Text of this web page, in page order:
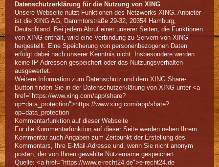
Datenschutzerklärung für die Nutzung von XING
Unsere Webseite nutzt Funktionen des Netzwerks XING. Anbieter
ist die XING AG, Dammtorstraße 29-32, 20354 Hamburg,
Deutschland. Bei jedem Abruf einer unserer Seiten, die Funktionen
von XING enthält, wird eine Verbindung zu Servern von XING
hergestellt. Eine Speicherung von personenbezogenen Daten
erfolgt dabei nach unserer Kenntnis nicht. Insbesondere werden
keine IP-Adressen gespeichert oder das Nutzungsverhalten
ausgewertet.
Weitere Information zum Datenschutz und dem XING Share-
Button finden Sie in der Datenschutzerklärung von XING unter <a
href="https://www.xing.com/app/share?
op=data_protection">https://www.xing.com/app/share?
op=data_protection
Kommentarfunktion auf dieser Webseite
Für die Kommentarfunktion auf dieser Seite werden neben Ihrem
Kommentar auch Angaben zum Zeitpunkt der Erstellung des
Kommentars, Ihre E-Mail-Adresse und, wenn Sie nicht anonym
posten, der von Ihnen gewählte Nutzername gespeichert.
Quelle: <a href="https://www.e-recht24.de">e-recht24.de